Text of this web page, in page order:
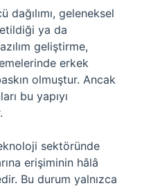
geleneksel
ya da
geliştirme,
erkek
olmuştur. Ancak
bu yapıyı
sektöründe
erişiminin hâlâ
Bu durum yalnızca